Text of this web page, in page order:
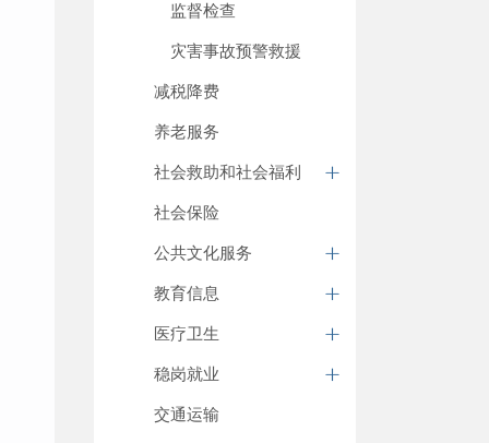
监督检查
灾害事故预警救援
减税降费
养老服务
社会救助和社会福利
社会保险
公共文化服务
教育信息
医疗卫生
稳岗就业
交通运输